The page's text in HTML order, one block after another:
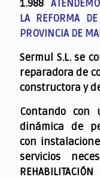
1.988
LA REFORMA
PROVINCIA DE
Sermul S.L. se
reparadora de
constructora y
Contando
dinámica de
con
servicios